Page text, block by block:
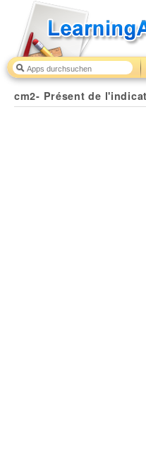
cm2- Présent de
cm2- Présent de l'indicatif des